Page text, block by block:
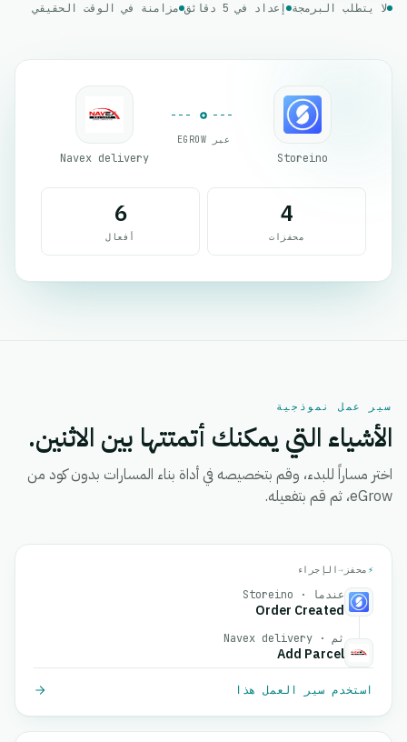
لا يتطلب البرمجة إعداد في 5 دقائق مزامنة في الوقت الحقيقي
Storeino
عبر EGROW
Navex delivery
4
محفزات
6
أفعال
سير عمل نموذجية
الأشياء التي يمكنك أتمتتها بين الاثنين.
اختر مساراً للبدء، وقم بتخصيصه في أداة بناء المسارات بدون كود من
eGrow، ثم قم بتفعيله.
⚡ محفز →الإجراء
عندما · Storeino
Order Created
ثم · Navex delivery
Add Parcel
استخدم سير العمل هذا